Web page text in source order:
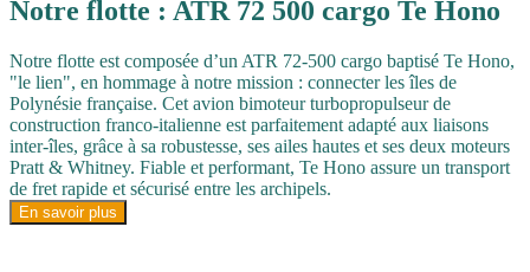
Notre flotte : ATR 72 500 cargo Te Hono
Notre flotte est composée d’un ATR 72-500 cargo baptisé Te Hono,
"le lien", en hommage à notre mission : connecter les îles de
Polynésie française. Cet avion bimoteur turbopropulseur de
construction franco-italienne est parfaitement adapté aux liaisons
inter-îles, grâce à sa robustesse, ses ailes hautes et ses deux moteurs
Pratt & Whitney. Fiable et performant, Te Hono assure un transport
de fret rapide et sécurisé entre les archipels.
En savoir plus